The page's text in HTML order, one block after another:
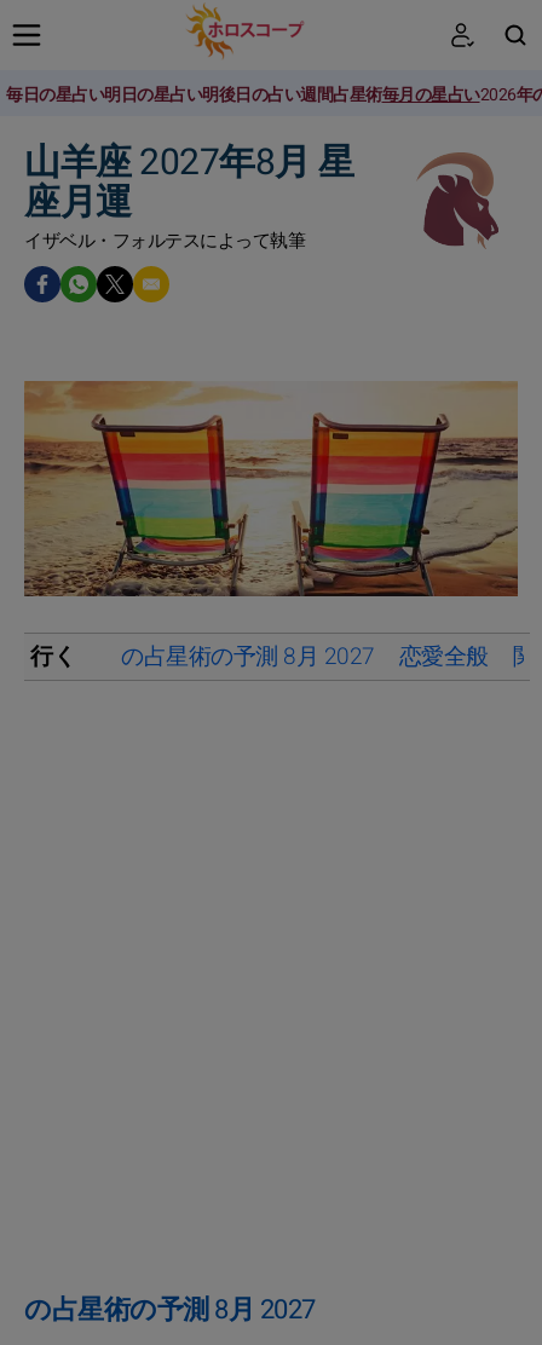
毎日の星占い明日の星占い明後日の占い週間占星術毎月の星占い2026年
山羊座 2027年8月 星
座月運
イザベル・フォルテスによって執筆
行く の占星術の予測 8月 2027 恋愛全般 関
の占星術の予測 8月 2027